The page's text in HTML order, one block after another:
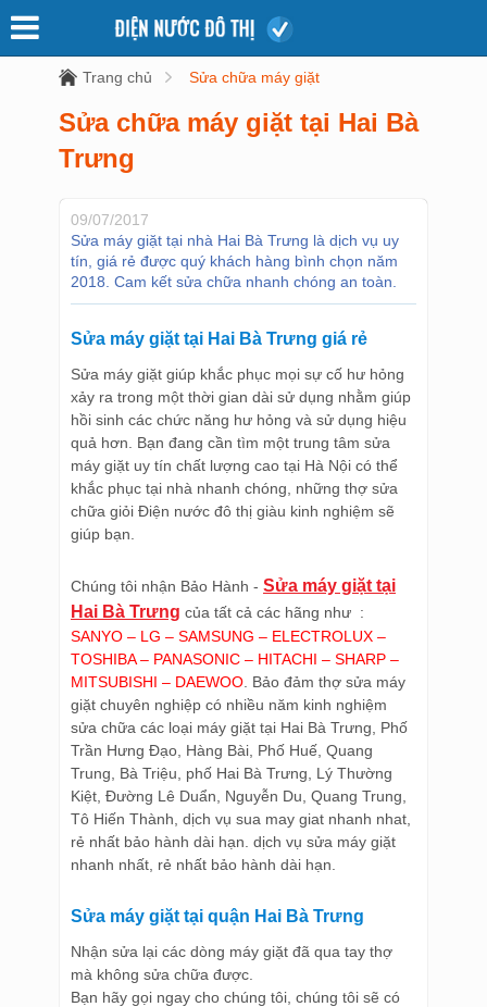
Trang chủ Sửa chữa máy giặt
Sửa chữa máy giặt tại Hai Bà
Trưng
09/07/2017
Sửa máy giặt tại nhà Hai Bà Trưng là dịch vụ uy
tín, giá rẻ được quý khách hàng bình chọn năm
2018. Cam kết sửa chữa nhanh chóng an toàn.
Sửa máy giặt tại Hai Bà Trưng giá rẻ
Sửa máy giặt giúp khắc phục mọi sự cố hư hỏng
xảy ra trong một thời gian dài sử dụng nhằm giúp
hồi sinh các chức năng hư hỏng và sử dụng hiệu
quả hơn. Bạn đang cần tìm một trung tâm sửa
máy giặt uy tín chất lượng cao tại Hà Nội có thể
khắc phục tại nhà nhanh chóng, những thợ sửa
chữa giỏi Điện nước đô thị giàu kinh nghiệm sẽ
giúp bạn.
Chúng tôi nhận Bảo Hành - Sửa máy giặt tại
Hai Bà Trưng của tất cả các hãng như :
SANYO – LG – SAMSUNG – ELECTROLUX –
TOSHIBA – PANASONIC – HITACHI – SHARP –
MITSUBISHI – DAEWOO . Bảo đảm thợ sửa máy
giặt chuyên nghiệp có nhiều năm kinh nghiệm
sửa chữa các loại máy giặt tại Hai Bà Trưng, Phố
Trần Hưng Đạo, Hàng Bài, Phố Huế, Quang
Trung, Bà Triệu, phố Hai Bà Trưng, Lý Thường
Kiệt, Đường Lê Duẩn, Nguyễn Du, Quang Trung,
Tô Hiến Thành, dịch vụ sua may giat nhanh nhat,
rẻ nhất bảo hành dài hạn. dịch vụ sửa máy giặt
nhanh nhất, rẻ nhất bảo hành dài hạn.
Sửa máy giặt tại quận Hai Bà Trưng
Nhận sửa lại các dòng máy giặt đã qua tay thợ
mà không sửa chữa được.
Bạn hãy gọi ngay cho chúng tôi, chúng tôi sẽ có